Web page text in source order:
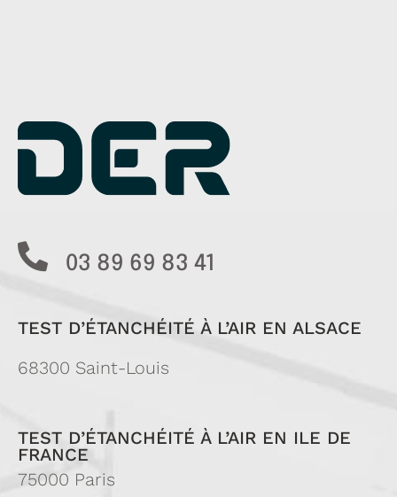
03 89 69 83 41
TEST D’ÉTANCHÉITÉ À L’AIR EN ALSACE
68300 Saint-Louis
TEST D’ÉTANCHÉITÉ À L’AIR EN ILE DE
FRANCE
75000 Paris